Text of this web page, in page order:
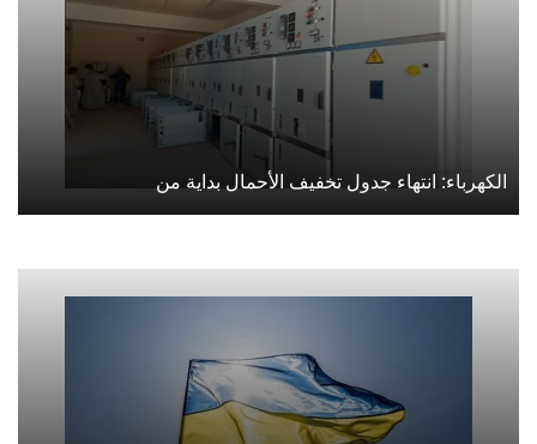
الكهرباء: انتهاء جدول تخفيف الأحمال بداية من